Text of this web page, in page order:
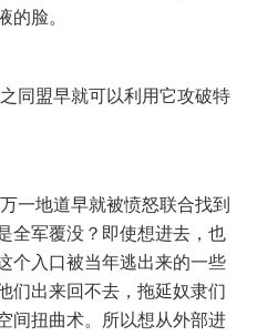
的脸。
同盟早就可以利用它攻破特
一地道早就被愤怒联合找到
全军覆没？即使想进去，也
个入口被当年逃出来的一些
们出来回不去，拖延奴隶们
间扭曲术。所以想从外部进